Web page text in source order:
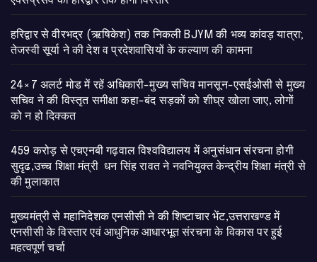
​हरिद्वार से वीरभद्र (ऋषिकेश) तक निकली BJYM की भव्य कांवड़ यात्रा;
तेजस्वी सूर्या ने की देश व प्रदेशवासियों के कल्याण की कामना
24×7 अलर्ट मोड में रहें अधिकारी-मुख्य सचिव मानसून-एसईओसी से मुख्य
सचिव ने की विस्तृत समीक्षा कहा-बंद सड़कों को शीघ्र खोला जाए, लोगों
को न हो दिक्कत
459 करोड़ से एचएनबी गढ़वाल विश्वविद्यालय में अनुसंधान संरचना होगी
सुदृढ,उच्च शिक्षा मंत्री धन सिंह रावत ने नवनियुक्त केन्द्रीय शिक्षा मंत्री से
की मुलाकात
मुख्यमंत्री से महानिदेशक एनसीसी ने की शिष्टाचार भेंट,उत्तराखण्ड में
एनसीसी के विस्तार एवं आधुनिक आधारभूत संरचना के विकास पर हुई
महत्वपूर्ण चर्चा